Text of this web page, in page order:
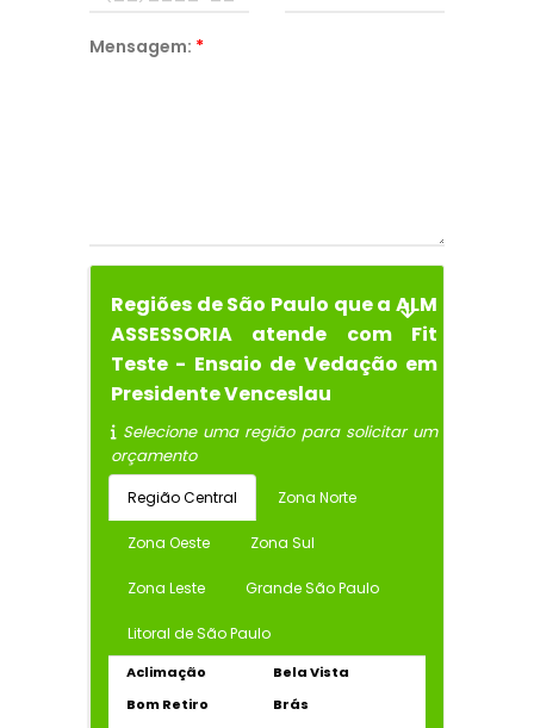
Mensagem: *
Regiões de São Paulo que a ALM
ASSESSORIA atende com Fit
Teste - Ensaio de Vedação em
Presidente Venceslau
Selecione uma região para solicitar um
orçamento
Região Central Zona Norte
Zona Oeste Zona Sul
Zona Leste Grande São Paulo
Litoral de São Paulo
Aclimação
Bela Vista
Bom Retiro
Brás